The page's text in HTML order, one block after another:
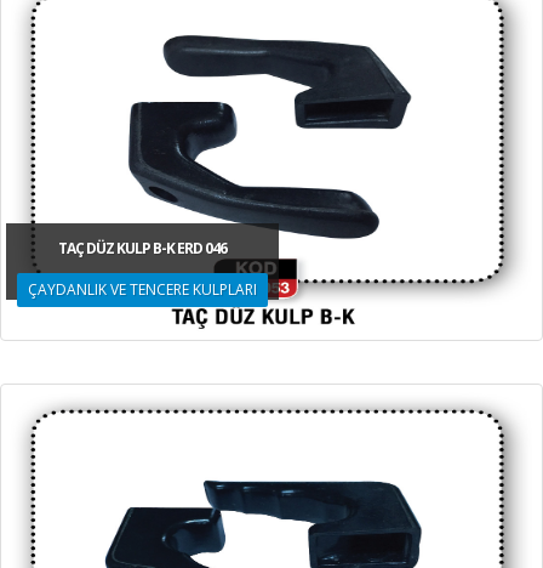
TAÇ DÜZ KULP B-K ERD 046
ÇAYDANLIK VE TENCERE KULPLARI